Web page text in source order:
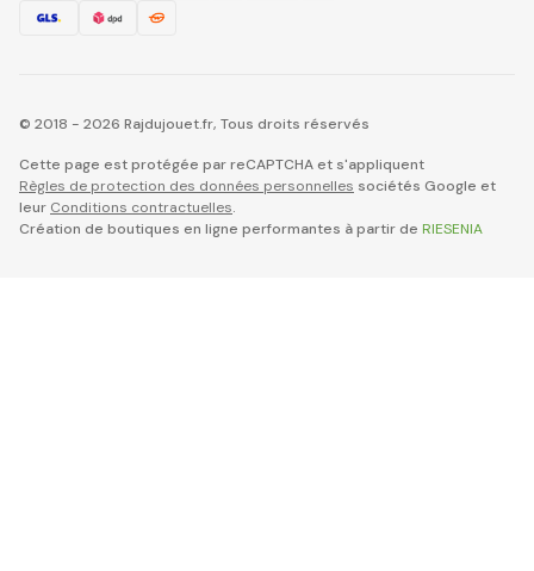
© 2018 - 2026 Rajdujouet.fr, Tous droits réservés
Cette page est protégée par reCAPTCHA et s'appliquent
Règles de protection des données personnelles sociétés Google et
leur Conditions contractuelles.
Création de boutiques en ligne performantes à partir de RIESENIA